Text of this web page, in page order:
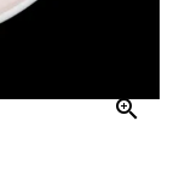
zoom_in